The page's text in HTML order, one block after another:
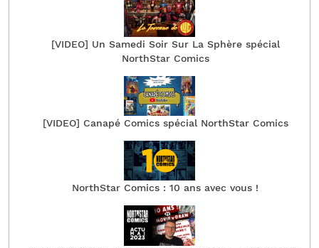
[VIDEO] Un Samedi Soir Sur La Sphère spécial
NorthStar Comics
[VIDEO] Canapé Comics spécial NorthStar Comics
NorthStar Comics : 10 ans avec vous !